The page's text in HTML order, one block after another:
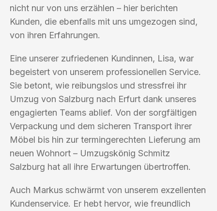
nicht nur von uns erzählen – hier berichten
Kunden, die ebenfalls mit uns umgezogen sind,
von ihren Erfahrungen.
Eine unserer zufriedenen Kundinnen, Lisa, war
begeistert von unserem professionellen Service.
Sie betont, wie reibungslos und stressfrei ihr
Umzug von Salzburg nach Erfurt dank unseres
engagierten Teams ablief. Von der sorgfältigen
Verpackung und dem sicheren Transport ihrer
Möbel bis hin zur termingerechten Lieferung am
neuen Wohnort – Umzugskönig Schmitz
Salzburg hat all ihre Erwartungen übertroffen.
Auch Markus schwärmt von unserem exzellenten
Kundenservice. Er hebt hervor, wie freundlich